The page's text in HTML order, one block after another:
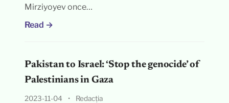
Mirziyoyev once…
Read →
Pakistan to Israel: ‘Stop the genocide’ of
Palestinians in Gaza
2023-11-04 • Redacția